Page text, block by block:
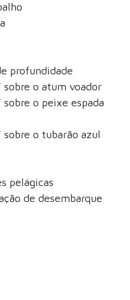
profundidade
sobre o atum voador
sobre o peixe espada
sobre o tubarão azul
pelágicas
de desembarque